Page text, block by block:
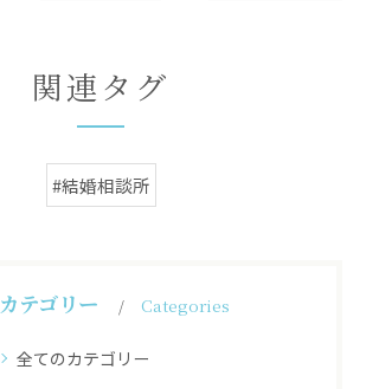
関連タグ
#結婚相談所
カテゴリー Categories
全てのカテゴリー